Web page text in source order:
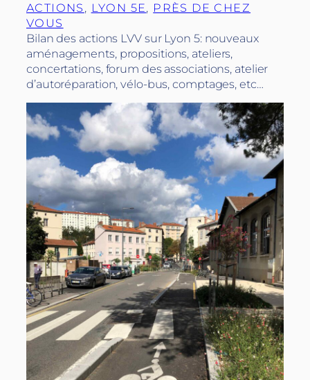
ACTIONS , LYON 5E, PRÈS DE CHEZ
VOUS
Bilan des actions LVV sur Lyon 5: nouveaux
aménagements, propositions, ateliers,
concertations, forum des associations, atelier
d’autoréparation, vélo-bus, comptages, etc…